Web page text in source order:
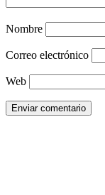
Nombre
Correo electrónico
Web